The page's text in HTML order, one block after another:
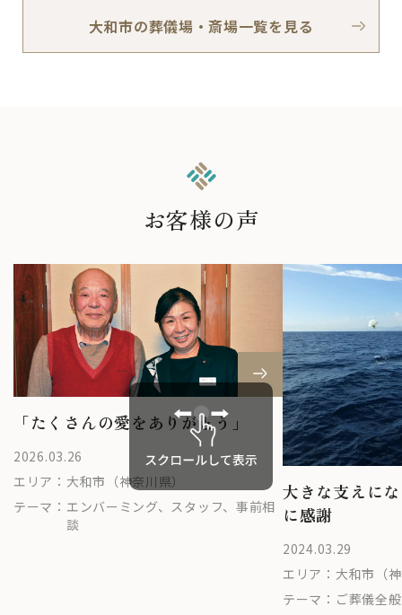
大和市の葬儀場・斎場一覧を見る
お客様の声
「たくさんの愛をありがとう」
2026.03.26
エリア： 大和市（神奈川県）
テーマ： エンバーミング、スタッフ、事前相
談
大きな支えに
に感謝
2024.03.29
エリア： 大和市（
テーマ： ご葬儀全